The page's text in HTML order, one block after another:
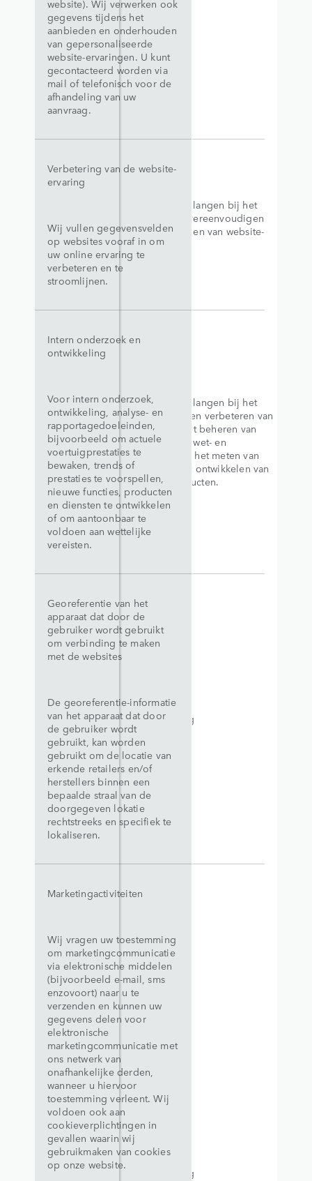
Legitieme belangen bij het
verbeteren, vereenvoudigen
en stroomlijnen van website-
ervaringen.
Legitieme belangen bij het
beoordelen en verbeteren van
prestaties, het beheren van
naleving van wet- en
regelgeving, het meten van
trends en het ontwikkelen van
nieuwe producten.
Toestemming
Toestemming
website). Wij verwerken ook
gegevens tijdens het
aanbieden en onderhouden
van gepersonaliseerde
website-ervaringen. U kunt
gecontacteerd worden via
mail of telefonisch voor de
afhandeling van uw
aanvraag.
Verbetering van de website-
ervaring
Wij vullen gegevensvelden
op websites vooraf in om
uw online ervaring te
verbeteren en te
stroomlijnen.
Intern onderzoek en
ontwikkeling
Voor intern onderzoek,
ontwikkeling, analyse- en
rapportagedoeleinden,
bijvoorbeeld om actuele
voertuigprestaties te
bewaken, trends of
prestaties te voorspellen,
nieuwe functies, producten
en diensten te ontwikkelen
of om aantoonbaar te
voldoen aan wettelijke
vereisten.
Georeferentie van het
apparaat dat door de
gebruiker wordt gebruikt
om verbinding te maken
met de websites
De georeferentie-informatie
van het apparaat dat door
de gebruiker wordt
gebruikt, kan worden
gebruikt om de locatie van
erkende retailers en/of
herstellers binnen een
bepaalde straal van de
doorgegeven lokatie
rechtstreeks en specifiek te
lokaliseren.
Marketingactiviteiten
Wij vragen uw toestemming
om marketingcommunicatie
via elektronische middelen
(bijvoorbeeld e-mail, sms
enzovoort) naar u te
verzenden en kunnen uw
gegevens delen voor
elektronische
marketingcommunicatie met
ons netwerk van
onafhankelijke derden,
wanneer u hiervoor
toestemming verleent. Wij
voldoen ook aan
cookieverplichtingen in
gevallen waarin wij
gebruikmaken van cookies
op onze website.